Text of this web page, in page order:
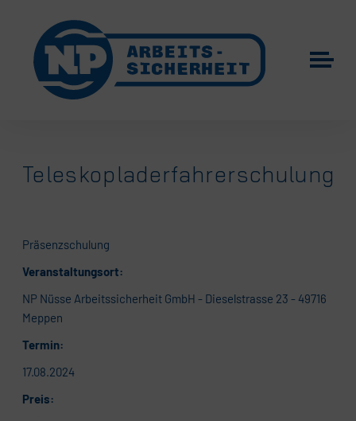
Teleskopladerfahrerschulung
Präsenzschulung
Veranstaltungsort:
NP Nüsse Arbeitssicherheit GmbH - Dieselstrasse 23 - 49716
Meppen
Termin:
17.08.2024
Preis: